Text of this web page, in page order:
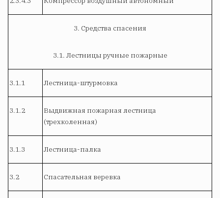
3. Средства спасения
3.1. Лестницы ручные пожарные
3.1.1 Лестница-штурмовка
3.1.2
Выдвижная пожарная лестница
(трехколенная)
3.1.3 Лестница-палка
3.2 Спасательная веревка